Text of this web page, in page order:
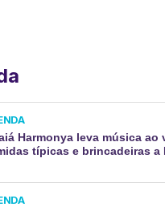
Harmonya leva música ao
típicas e brincadeiras a